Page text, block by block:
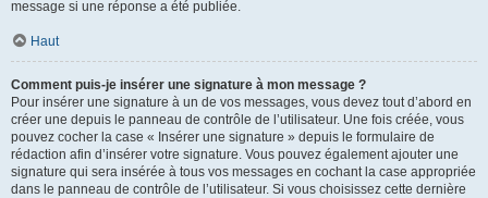
message si une réponse a été publiée.
Haut
Comment puis-je insérer une signature à mon message ?
Pour insérer une signature à un de vos messages, vous devez tout d’abord en
créer une depuis le panneau de contrôle de l’utilisateur. Une fois créée, vous
pouvez cocher la case « Insérer une signature » depuis le formulaire de
rédaction afin d’insérer votre signature. Vous pouvez également ajouter une
signature qui sera insérée à tous vos messages en cochant la case appropriée
dans le panneau de contrôle de l’utilisateur. Si vous choisissez cette dernière